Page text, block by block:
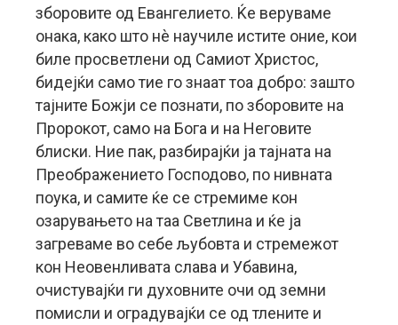
зборовите од Евангелието. Ќе веруваме
онака, како што нè научиле истите оние, кои
биле просветлени од Самиот Христос,
бидејќи само тие го знаат тоа добро: зашто
тајните Божји се познати, по зборовите на
Пророкот, само на Бога и на Неговите
блиски. Ние пак, разбирајќи ја тајната на
Преображението Господово, по нивната
поука, и самите ќе се стремиме кон
озарувањето на таа Светлина и ќе ја
загреваме во себе љубовта и стремежот
кон Неовенливата слава и Убавина,
очистувајќи ги духовните очи од земни
помисли и оградувајќи се од тлените и